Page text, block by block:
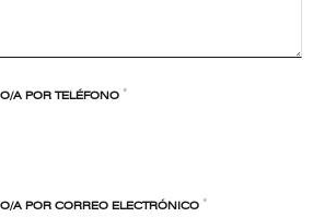
A POR TELÉFONO *
A POR CORREO ELECTRÓNICO *